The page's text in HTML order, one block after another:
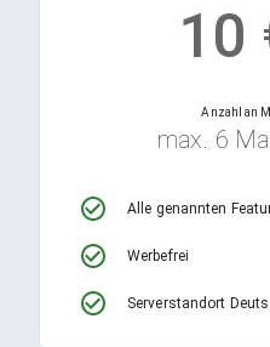
10
Anzahl an
max. 6
Alle genannten
Werbefrei
Serverstandort